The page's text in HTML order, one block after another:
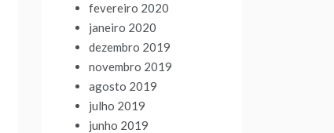
fevereiro 2020
janeiro 2020
dezembro 2019
novembro 2019
agosto 2019
julho 2019
junho 2019